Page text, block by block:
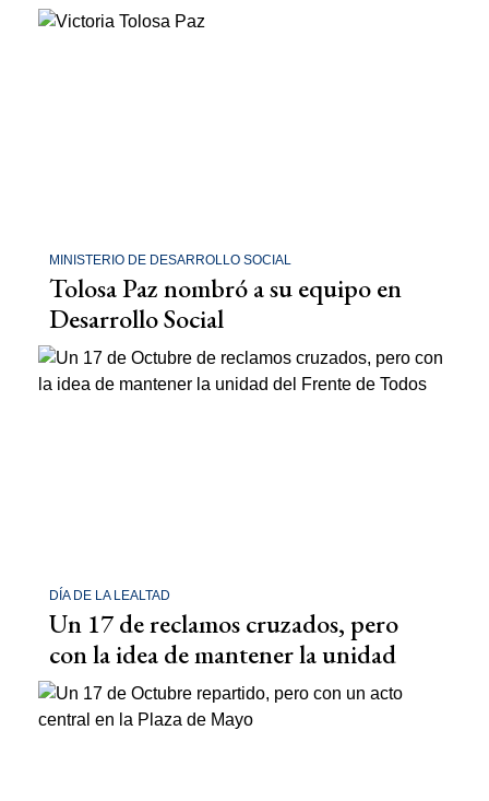
MINISTERIO DE DESARROLLO SOCIAL
Tolosa Paz nombró a su equipo en
Desarrollo Social
DÍA DE LA LEALTAD
Un 17 de reclamos cruzados, pero
con la idea de mantener la unidad